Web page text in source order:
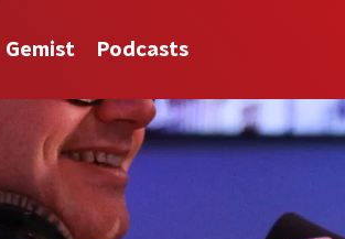
Gemist Podcasts